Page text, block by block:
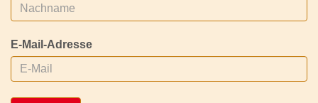
E-Mail-Adresse